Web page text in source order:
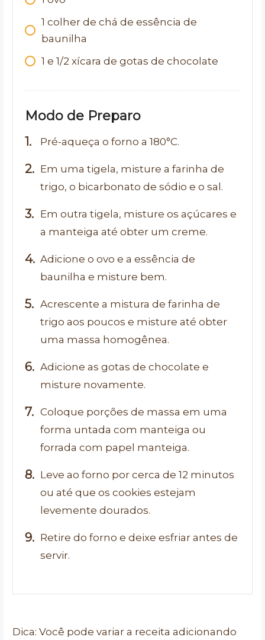
1 colher de chá de essência de
baunilha
1 e 1/2 xícara de gotas de chocolate
Modo de Preparo
Pré-aqueça o forno a 180°C.
Em uma tigela, misture a farinha de
trigo, o bicarbonato de sódio e o sal.
Em outra tigela, misture os açúcares e
a manteiga até obter um creme.
Adicione o ovo e a essência de
baunilha e misture bem.
Acrescente a mistura de farinha de
trigo aos poucos e misture até obter
uma massa homogênea.
Adicione as gotas de chocolate e
misture novamente.
Coloque porções de massa em uma
forma untada com manteiga ou
forrada com papel manteiga.
Leve ao forno por cerca de 12 minutos
ou até que os cookies estejam
levemente dourados.
Retire do forno e deixe esfriar antes de
servir.
Dica: Você pode variar a receita adicionando